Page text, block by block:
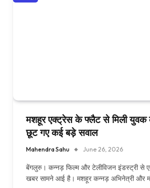
मशहूर एक्ट्रेस के फ्लैट से मिली युवक
छूट गए कई बड़े सवाल
Mahendra Sahu June 26, 2026
बेंगलुरु। कन्नड़ फिल्म और टेलीविजन इंडस्ट्री से
खबर सामने आई है। मशहूर कन्नड़ अभिनेत्री और